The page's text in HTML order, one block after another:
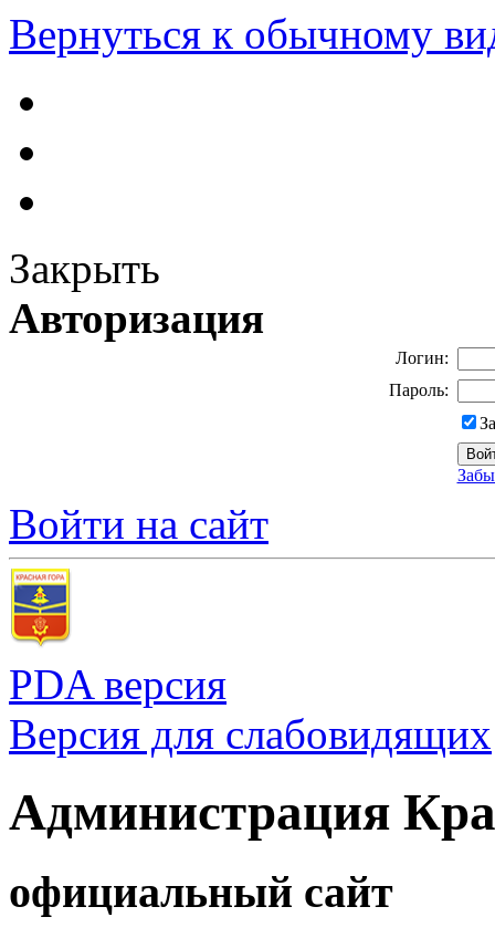
Вернуться к обычному
Закрыть
Авторизация
Логин:
Пароль:
Войти на сайт
PDA версия
Версия для слабовидящих
Администрация
официальный сайт